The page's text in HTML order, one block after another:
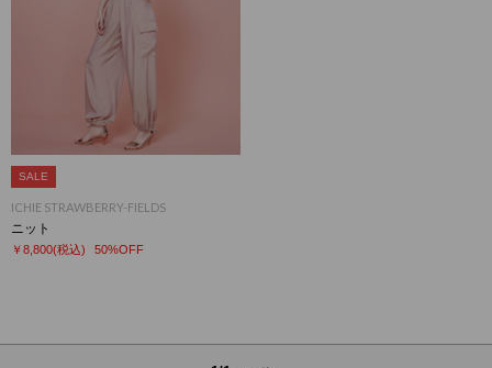
SALE
ICHIE STRAWBERRY-FIELDS
ニット
￥8,800(税込) 50%OFF